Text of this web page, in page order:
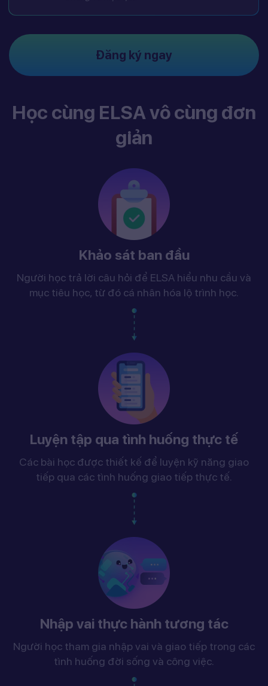
Đăng ký ngay
Học cùng ELSA vô cùng đơn
giản
Khảo sát ban đầu
Người học trả lời câu hỏi để ELSA hiểu nhu cầu và
mục tiêu học, từ đó cá nhân hóa lộ trình học.
Luyện tập qua tình huống thực tế
Các bài học được thiết kế để luyện kỹ năng giao
tiếp qua các tình huống giao tiếp thực tế.
Nhập vai thực hành tương tác
Người học tham gia nhập vai và giao tiếp trong các
tình huống đời sống và công việc.